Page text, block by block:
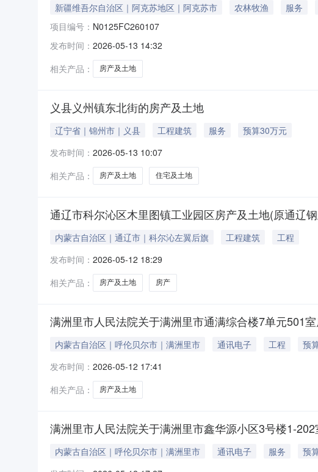
新疆维吾尔自治区｜阿克苏地区｜阿克苏市 农林牧渔 服务
项目编号： N0125FC260107
发布时间： 2026-05-13 14:32
相关产品：
房产及土地
义县义州镇东北街的房产及土地
辽宁省｜锦州市｜义县 工程建筑 服务
预算30万元
发布时间： 2026-05-13 10:07
相关产品：
房产及土地 住宅及土地
通辽市科尔沁区木里图镇工业园区房产及土地(原通辽
内蒙古自治区｜通辽市｜科尔沁左翼后旗 工程建筑
工程
发布时间： 2026-05-12 18:29
相关产品：
房产及土地 房产
满洲里市人民法院关于满洲里市通满综合楼7单元501
内蒙古自治区｜呼伦贝尔市｜满洲里市 通讯电子 工程
预
发布时间： 2026-05-12 17:41
相关产品：
房产及土地
满洲里市人民法院关于满洲里市鑫华源小区3号楼1-
内蒙古自治区｜呼伦贝尔市｜满洲里市 通讯电子 服务
预